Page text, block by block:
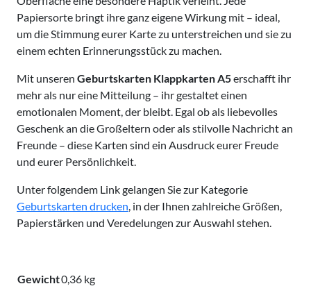
Papiersorte bringt ihre ganz eigene Wirkung mit – ideal,
um die Stimmung eurer Karte zu unterstreichen und sie zu
einem echten Erinnerungsstück zu machen.
Mit unseren Geburtskarten Klappkarten A5erschafft ihr
mehr als nur eine Mitteilung – ihr gestaltet einen
emotionalen Moment, der bleibt. Egal ob als liebevolles
Geschenk an die Großeltern oder als stilvolle Nachricht an
Freunde – diese Karten sind ein Ausdruck eurer Freude
und eurer Persönlichkeit.
Unter folgendem Link gelangen Sie zur Kategorie
Geburtskarten drucken, in der Ihnen zahlreiche Größen,
Papierstärken und Veredelungen zur Auswahl stehen.
Gewicht0,36 kg